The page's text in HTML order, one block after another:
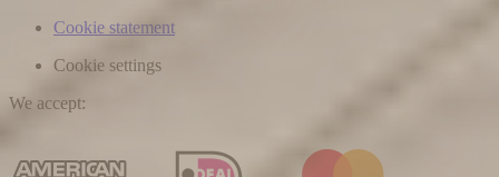
Cookie statement
Cookie settings
We accept: